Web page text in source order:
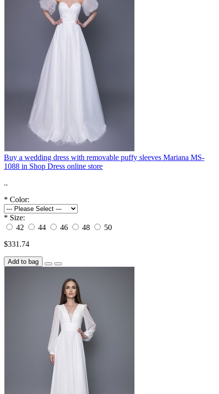
Buy a wedding dress with removable puffy sleeves Mariana MS-
1088 in Shop Dress online store
..
* Color:
* Size:
42
44 46 48
50
$331.74
Add to bag